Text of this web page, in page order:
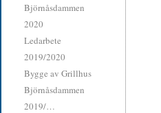
Björnåsdammen
2020
Ledarbete
2019/2020
Bygge av Grillhus
Björnåsdammen
2019/…